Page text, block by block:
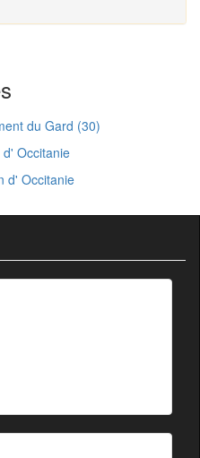
du Gard (30)
Occitanie
d' Occitanie